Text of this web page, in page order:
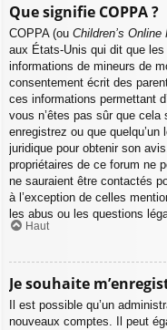
Que signifie COPPA ?
COPPA (ou Children’s
aux États-Unis qui dit que
informations de mineurs de
consentement écrit des
ces informations permettant
vous n’êtes pas sûr que cela
enregistrez ou que
juridique pour obtenir son
propriétaires de ce forum ne
ne sauraient être contactés
à l’exception de celles
les abus ou les questions
Haut
Je souhaite
Il est possible qu’un
nouveaux comptes. Il peut